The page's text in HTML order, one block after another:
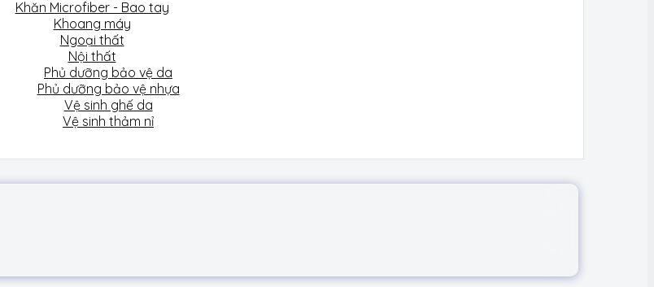
Khăn Microfiber - Bao tay
Khoang máy
Ngoại thất
Nội thất
Phủ dưỡng bảo vệ da
Phủ dưỡng bảo vệ nhựa
Vệ sinh ghế da
Vệ sinh thảm nỉ